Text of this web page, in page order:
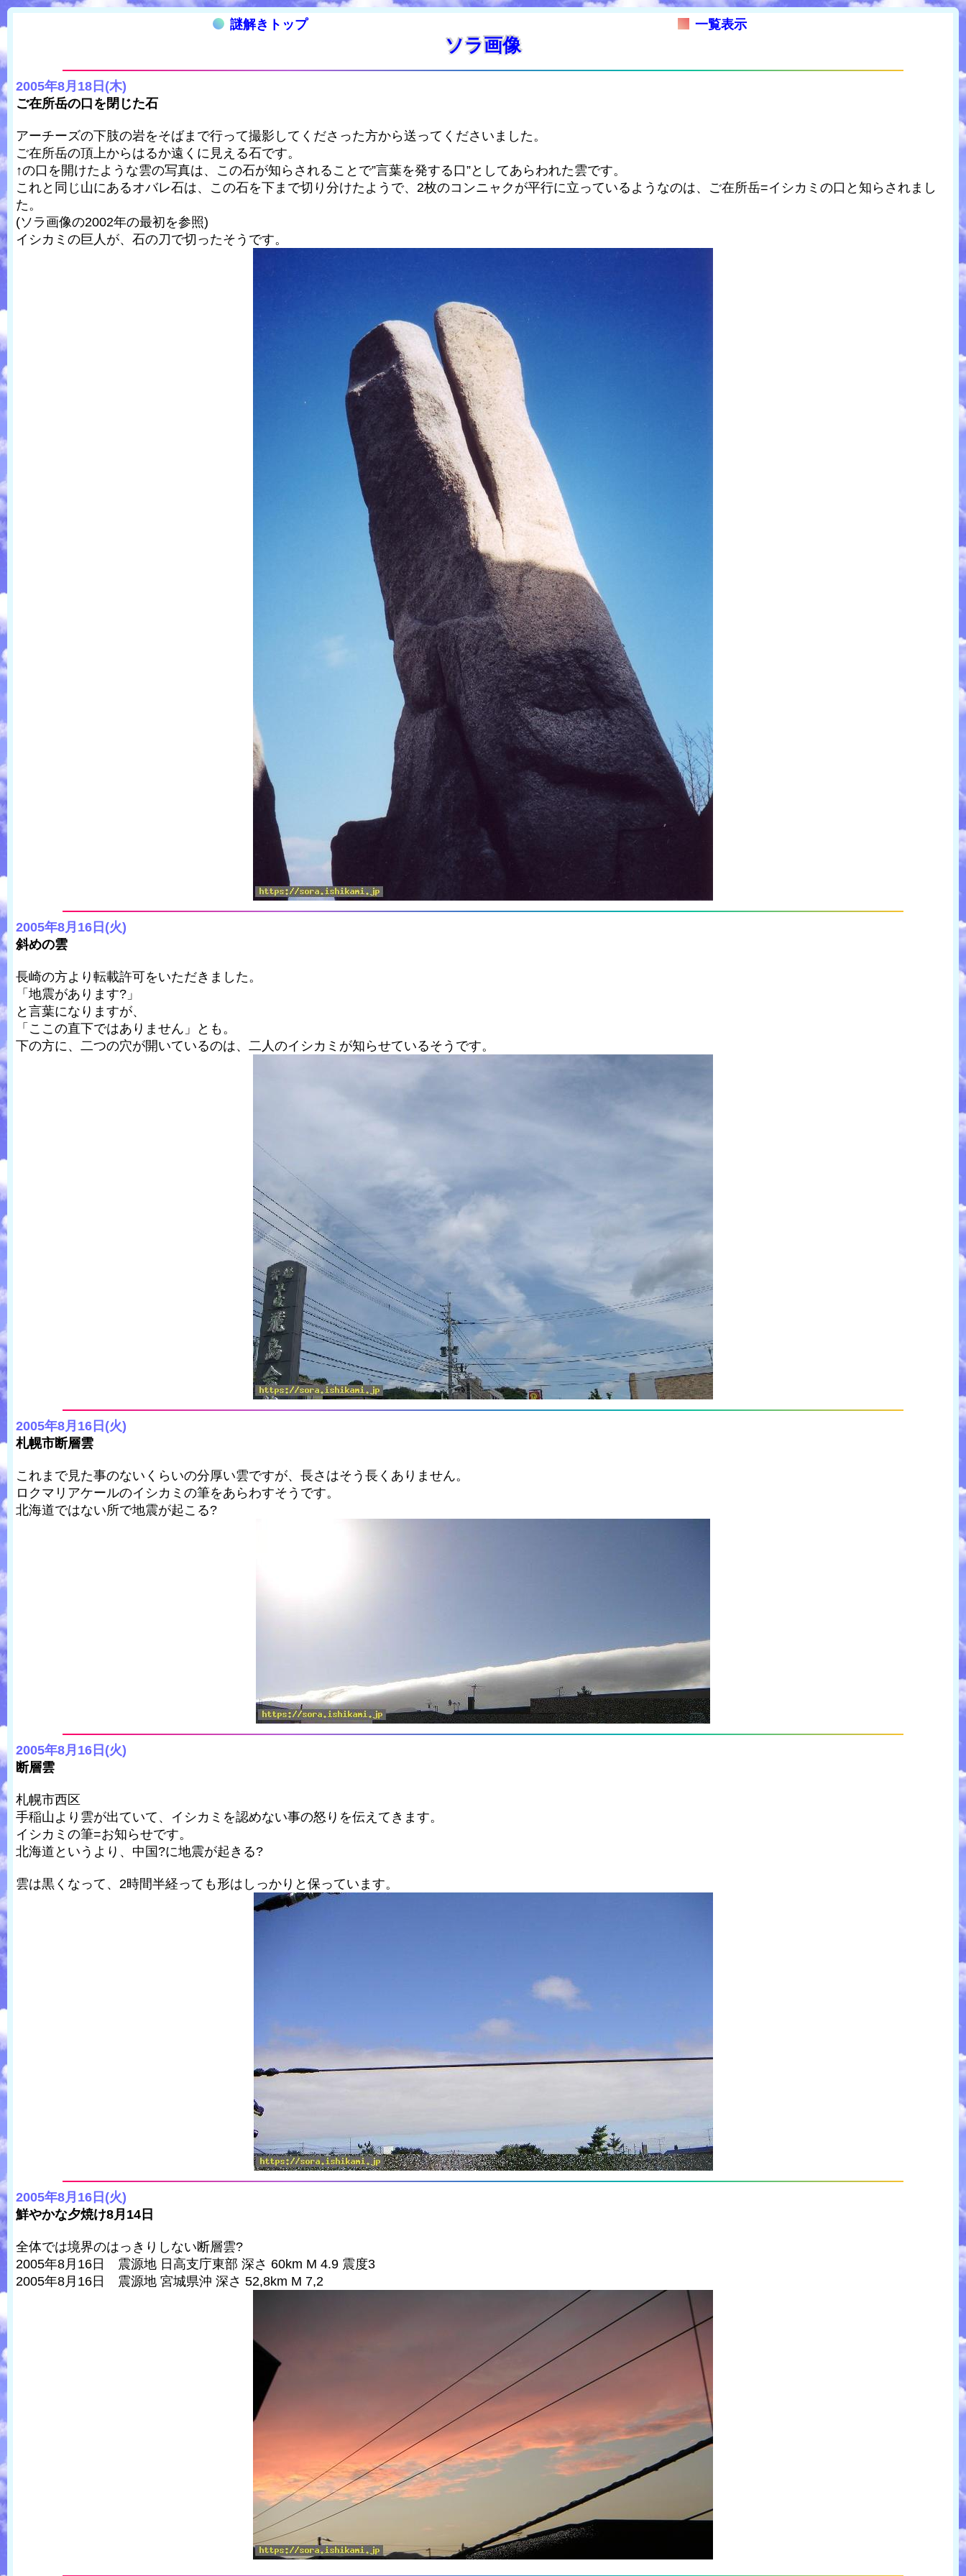
謎解きトップ 一覧表示
ソラ画像
2005年8月18日(木)
ご在所岳の口を閉じた石
アーチーズの下肢の岩をそばまで行って撮影してくださった方から送ってくださいました。
ご在所岳の頂上からはるか遠くに見える石です。
↑の口を開けたような雲の写真は、この石が知らされることで”言葉を発する口”としてあらわれた雲です。
これと同じ山にあるオバレ石は、この石を下まで切り分けたようで、2枚のコンニャクが平行に立っているようなのは、ご在所岳=イシカミの口と知らされまし
た。
(ソラ画像の2002年の最初を参照)
イシカミの巨人が、石の刀で切ったそうです。
2005年8月16日(火)
斜めの雲
長崎の方より転載許可をいただきました。
「地震があります?」
と言葉になりますが、
「ここの直下ではありません」とも。
下の方に、二つの穴が開いているのは、二人のイシカミが知らせているそうです。
2005年8月16日(火)
札幌市断層雲
これまで見た事のないくらいの分厚い雲ですが、長さはそう長くありません。
ロクマリアケールのイシカミの筆をあらわすそうです。
北海道ではない所で地震が起こる?
2005年8月16日(火)
断層雲
札幌市西区
手稲山より雲が出ていて、イシカミを認めない事の怒りを伝えてきます。
イシカミの筆=お知らせです。
北海道というより、中国?に地震が起きる?
雲は黒くなって、2時間半経っても形はしっかりと保っています。
2005年8月16日(火)
鮮やかな夕焼け8月14日
全体では境界のはっきりしない断層雲?
2005年8月16日 震源地 日高支庁東部 深さ 60km M 4.9 震度3
2005年8月16日 震源地 宮城県沖 深さ 52,8km M 7,2